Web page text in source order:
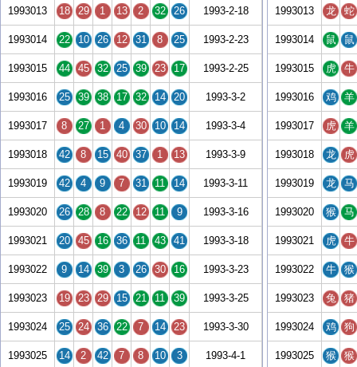
1993013 18 29 1 13 2 32 26 1993-2-18
1993014 22 10 26 12 31 8 25 1993-2-23
1993015 44 45 32 25 39 23 17 1993-2-25
1993016 25 39 38 17 32 14 20 1993-3-2
1993017 8 27 1 4 30 10 14 1993-3-4
1993018 42 8 15 40 37 1 13 1993-3-9
1993019 42 4 9 7 31 11 14 1993-3-11
1993020 26 28 8 22 12 11 9 1993-3-16
1993021 20 45 16 36 11 43 41 1993-3-18
1993022 9 14 39 3 26 30 16 1993-3-23
1993023 19 23 29 15 21 11 39 1993-3-25
1993024 25 24 36 22 7 14 23 1993-3-30
1993025 14 2 42 7 8 10 3 1993-4-1
1993013 龙 蛇
1993014 鼠 鼠
1993015 虎 牛
1993016 鸡 羊
1993017 虎 羊
1993018 龙 虎
1993019 龙 马
1993020 猴 马
1993021 虎 牛
1993022 牛 猴
1993023 兔 猪
1993024 鸡 狗
1993025 猴 猴